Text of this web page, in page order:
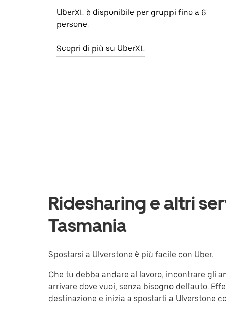
UberXL è disponibile per gruppi fino a 6
persone.
Scopri di più su UberXL
Ridesharing e altri
Tasmania
Spostarsi a Ulverstone è più facile con Uber.
Che tu debba andare al lavoro, incontrare gli
arrivare dove vuoi, senza bisogno dell'auto.
destinazione e inizia a spostarti a Ulverstone